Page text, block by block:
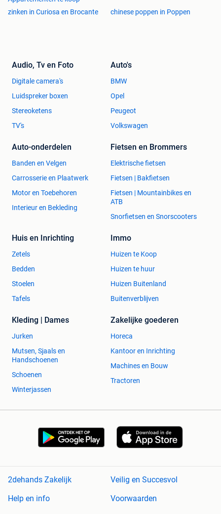
zinken in Curiosa en Brocante chinese poppen in Poppen
Audio, Tv en Foto
Digitale camera's
Luidspreker boxen
Stereoketens
TV's
Auto's
BMW
Opel
Peugeot
Volkswagen
Auto-onderdelen
Banden en Velgen
Carrosserie en Plaatwerk
Motor en Toebehoren
Interieur en Bekleding
Fietsen en Brommers
Elektrische fietsen
Fietsen | Bakfietsen
Fietsen | Mountainbikes en
ATB
Snorfietsen en Snorscooters
Huis en Inrichting
Zetels
Bedden
Stoelen
Tafels
Immo
Huizen te Koop
Huizen te huur
Huizen Buitenland
Buitenverblijven
Kleding | Dames
Jurken
Mutsen, Sjaals en
Handschoenen
Schoenen
Winterjassen
Zakelijke goederen
Horeca
Kantoor en Inrichting
Machines en Bouw
Tractoren
2dehands Zakelijk
Veilig en Succesvol
Help en info
Voorwaarden